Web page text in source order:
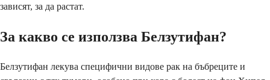
зависят, за да растат.
За какво се използва Белзутифан?
Белзутифан лекува специфични видове рак на бъбреците и